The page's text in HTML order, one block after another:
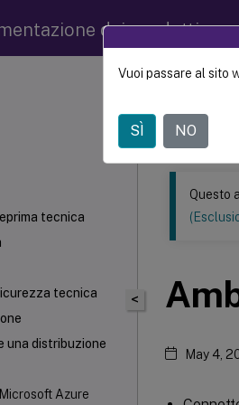
dei prodotti
tecnica
tecnica
una distribuzione
Azure
Questo
<
Questo
May 4,
Vuoi passare al sito
SÌ NO